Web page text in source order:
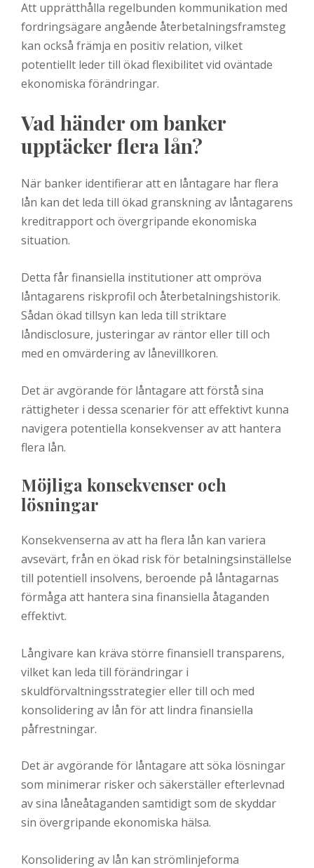
Att upprätthålla regelbunden kommunikation med
fordringsägare angående återbetalningsframsteg
kan också främja en positiv relation, vilket
potentiellt leder till ökad flexibilitet vid oväntade
ekonomiska förändringar.
Vad händer om banker
upptäcker flera lån?
När banker identifierar att en låntagare har flera
lån kan det leda till ökad granskning av låntagarens
kreditrapport och övergripande ekonomiska
situation.
Detta får finansiella institutioner att ompröva
låntagarens riskprofil och återbetalningshistorik.
Sådan ökad tillsyn kan leda till striktare
låndisclosure, justeringar av räntor eller till och
med en omvärdering av lånevillkoren.
Det är avgörande för låntagare att förstå sina
rättigheter i dessa scenarier för att effektivt kunna
navigera potentiella konsekvenser av att hantera
flera lån.
Möjliga konsekvenser och
lösningar
Konsekvenserna av att ha flera lån kan variera
avsevärt, från en ökad risk för betalningsinställelse
till potentiell insolvens, beroende på låntagarnas
förmåga att hantera sina finansiella åtaganden
effektivt.
Långivare kan kräva större finansiell transparens,
vilket kan leda till förändringar i
skuldförvaltningsstrategier eller till och med
konsolidering av lån för att lindra finansiella
påfrestningar.
Det är avgörande för låntagare att söka lösningar
som minimerar risker och säkerställer efterlevnad
av sina låneåtaganden samtidigt som de skyddar
sin övergripande ekonomiska hälsa.
Konsolidering av lån kan strömlinjeforma